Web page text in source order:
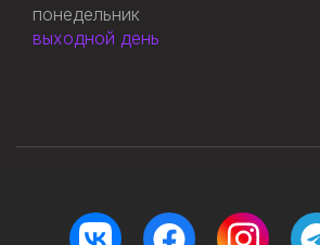
понедельник
выходной день